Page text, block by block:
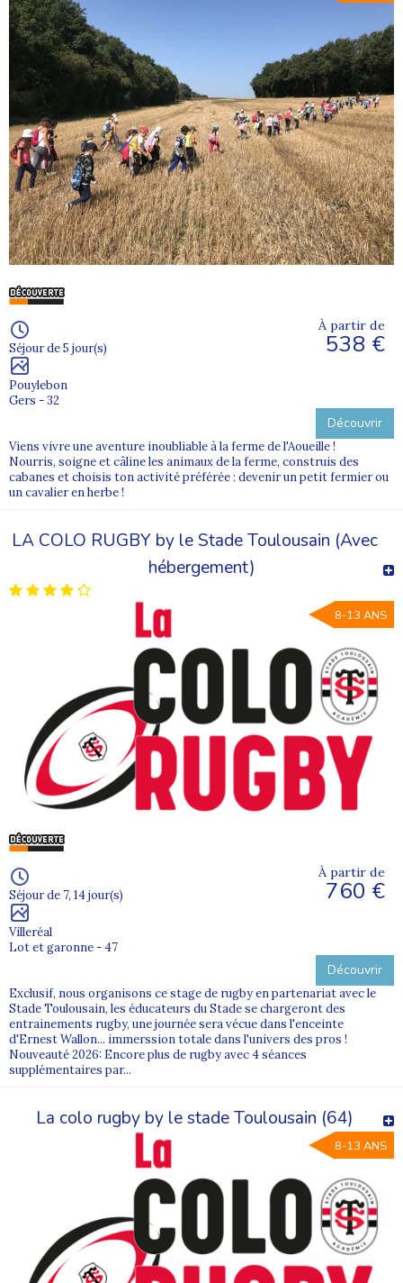
Séjour de 5 jour(s)
Pouylebon
Gers - 32
À partir de
538 €
Découvrir
Viens vivre une aventure inoubliable à la ferme de l'Aoueille !
Nourris, soigne et câline les animaux de la ferme, construis des
cabanes et choisis ton activité préférée : devenir un petit fermier ou
un cavalier en herbe !
LA COLO RUGBY by le Stade Toulousain (Avec
hébergement)
8-13 ANS
Séjour de 7, 14 jour(s)
Villeréal
Lot et garonne - 47
À partir de
760 €
Découvrir
Exclusif, nous organisons ce stage de rugby en partenariat avec le
Stade Toulousain, les éducateurs du Stade se chargeront des
entrainements rugby, une journée sera vécue dans l'enceinte
d'Ernest Wallon... immerssion totale dans l'univers des pros !
Nouveauté 2026: Encore plus de rugby avec 4 séances
supplémentaires par...
La colo rugby by le stade Toulousain (64)
8-13 ANS